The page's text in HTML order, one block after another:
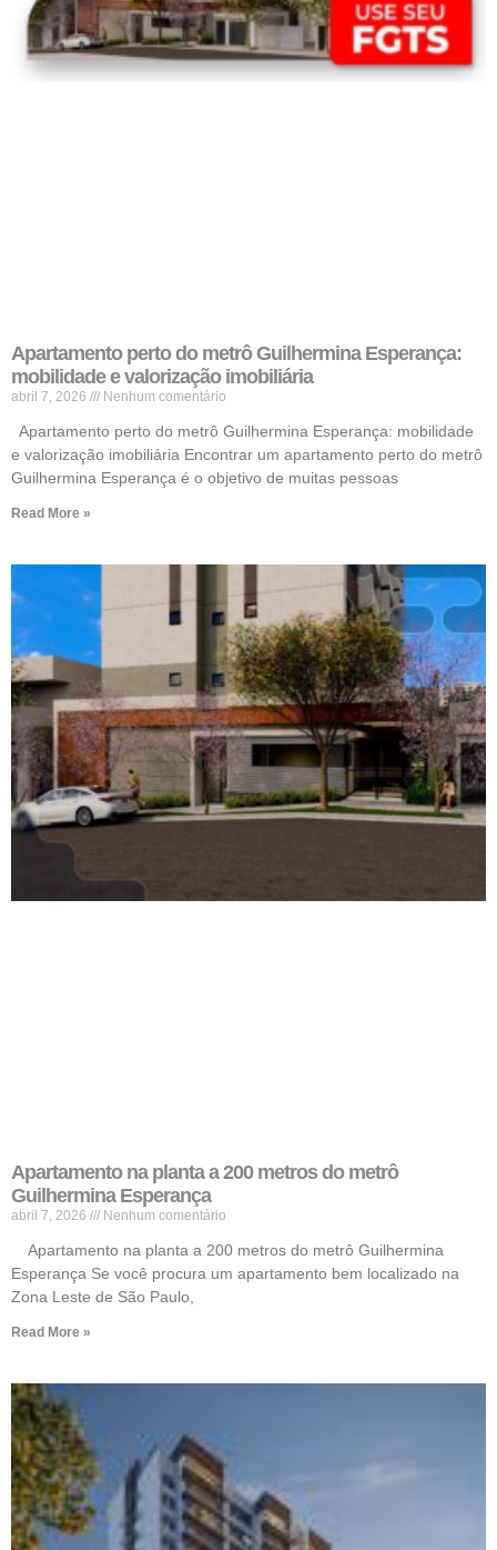
Apartamento perto do metrô Guilhermina Esperança:
mobilidade e valorização imobiliária
abril 7, 2026 Nenhum comentário
Apartamento perto do metrô Guilhermina Esperança: mobilidade
e valorização imobiliária Encontrar um apartamento perto do metrô
Guilhermina Esperança é o objetivo de muitas pessoas
Read More »
Apartamento na planta a 200 metros do metrô
Guilhermina Esperança
abril 7, 2026 Nenhum comentário
Apartamento na planta a 200 metros do metrô Guilhermina
Esperança Se você procura um apartamento bem localizado na
Zona Leste de São Paulo,
Read More »